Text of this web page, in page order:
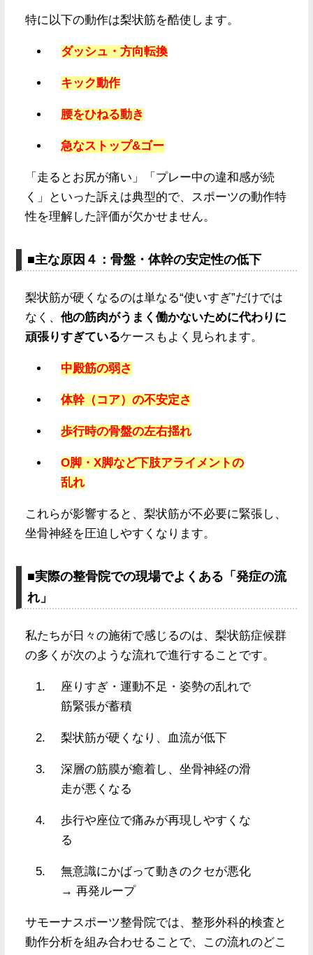
特に以下の動作は梨状筋を酷使します。
ダッシュ・方向転換
キック動作
腰をひねる動き
急なストップ&ゴー
「走るとお尻が痛い」「プレー中の違和感が続
く」といった訴えは典型的で、スポーツの動作特
性を理解した評価が欠かせません。
■主な原因４：骨盤・体幹の安定性の低下
梨状筋が硬くなるのは単なる“使いすぎ”だけでは
なく、 他の筋肉がうまく働かないために代わりに
頑張りすぎているケースもよく見られます。
中殿筋の弱さ
体幹（コア）の不安定さ
歩行時の骨盤の左右揺れ
O脚・X脚など下肢アライメントの
乱れ
これらが影響すると、梨状筋が不必要に緊張し、
坐骨神経を圧迫しやすくなります。
■実際の整骨院での現場でよくある「発症の流
れ」
私たちが日々の施術で感じるのは、梨状筋症候群
の多くが次のような流れで進行することです。
座りすぎ・運動不足・姿勢の乱れで
筋緊張が蓄積
梨状筋が硬くなり、血流が低下
深層の筋膜が癒着し、坐骨神経の滑
走が悪くなる
歩行や座位で痛みが再現しやすくな
る
無意識にかばって動きのクセが悪化
→ 再発ループ
サモーナスポーツ整骨院では、整形外科的検査と
動作分析を組み合わせることで、この流れのどこ